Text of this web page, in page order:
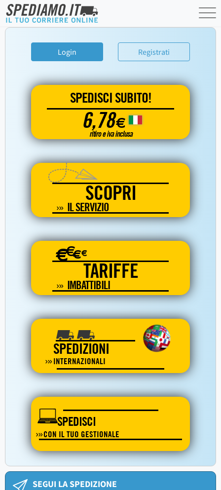
Login Registrati
SPEDISCI SUBITO!
6,78€
ritiro e iva inclusa
SCOPRI
IL SERVIZIO
€€€€
TARIFFE
IMBATTIBILI
SPEDIZIONI
INTERNAZIONALI
SPEDISCI
CON IL TUO GESTIONALE
SEGUI LA SPEDIZIONE